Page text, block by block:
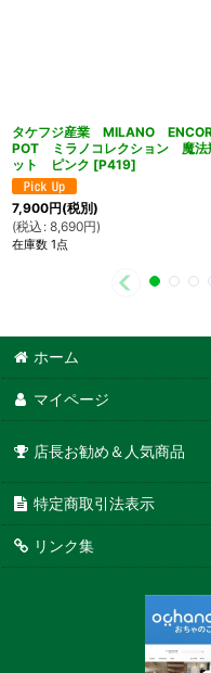
タケフジ産業 MILANO
POT ミラノコレクション 魔法
ット ピンク [P419]
7,900円(税別)
(税込 : 8,690円)
在庫数 1点
ホーム
マイページ
店長お勧め＆人気商品
特定商取引法表示
リンク集